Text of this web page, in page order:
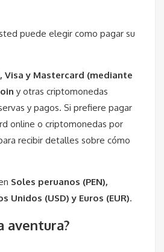
puede elegir como pagar su
Visa y Mastercard (mediante
y otras criptomonedas
y pagos. Si prefiere pagar
online o criptomonedas por
recibir detalles sobre cómo
Soles peruanos (PEN),
Unidos (USD) y Euros (EUR).
aventura?